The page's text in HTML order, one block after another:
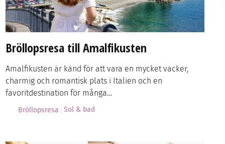
Bröllopsresa till Amalfikusten
Amalfikusten är känd för att vara en mycket vacker,
charmig och romantisk plats i Italien och en
favoritdestination för många…
Bröllopsresa Sol & bad